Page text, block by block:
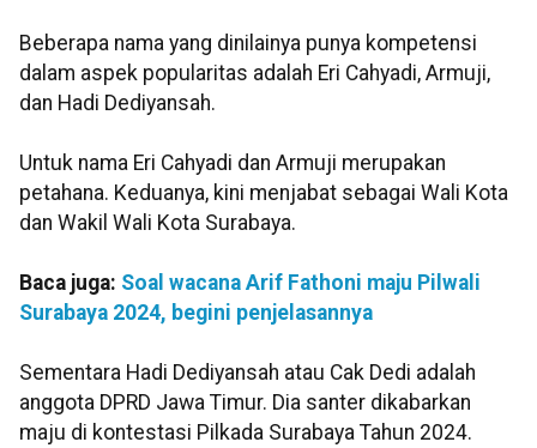
Beberapa nama yang dinilainya punya kompetensi
dalam aspek popularitas adalah Eri Cahyadi, Armuji,
dan Hadi Dediyansah.
Untuk nama Eri Cahyadi dan Armuji merupakan
petahana. Keduanya, kini menjabat sebagai Wali Kota
dan Wakil Wali Kota Surabaya.
Baca juga: Soal wacana Arif Fathoni maju Pilwali
Surabaya 2024, begini penjelasannya
Sementara Hadi Dediyansah atau Cak Dedi adalah
anggota DPRD Jawa Timur. Dia santer dikabarkan
maju di kontestasi Pilkada Surabaya Tahun 2024.